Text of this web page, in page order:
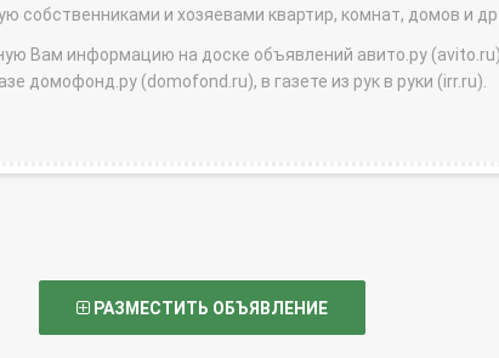
собственниками и хозяевами квартир, комнат, домов и
Вам информацию на доске объявлений авито.ру
домофонд.ру (domofond.ru), в газете из рук в руки (irr.ru).
РАЗМЕСТИТЬ ОБЪЯВЛЕНИЕ